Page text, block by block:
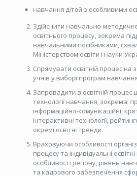
навчання дітей з особливими
Здійснити навчально-
освітнього процесу, зокрема
навчальними посібниками,
Міністерством освіти і науки
Спрямувати освітній процес на
учнів у виборі програм
Запровадити в освітній процес
технології навчання, зокрема:
інформаційно-комунікаційні,
інтерактивні технології,
окремі освітні тренди.
Враховуючи особливості
процесу та індивідуальні
особливості регіону, рівень
та кадрового забезпечення